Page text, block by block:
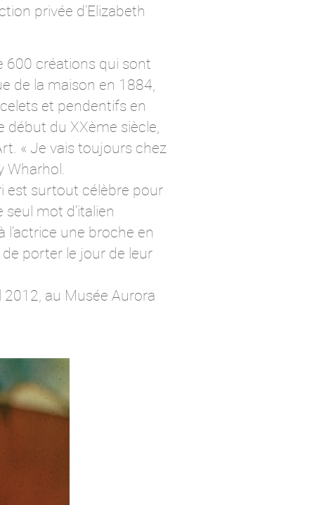
privée d’Elizabeth
600 créations qui sont
de la maison en 1884,
et pendentifs en
début du XXème siècle,
« Je vais toujours chez
Wharhol.
est surtout célèbre pour
mot d’italien
une broche en
porter le jour de leur
au Musée Aurora